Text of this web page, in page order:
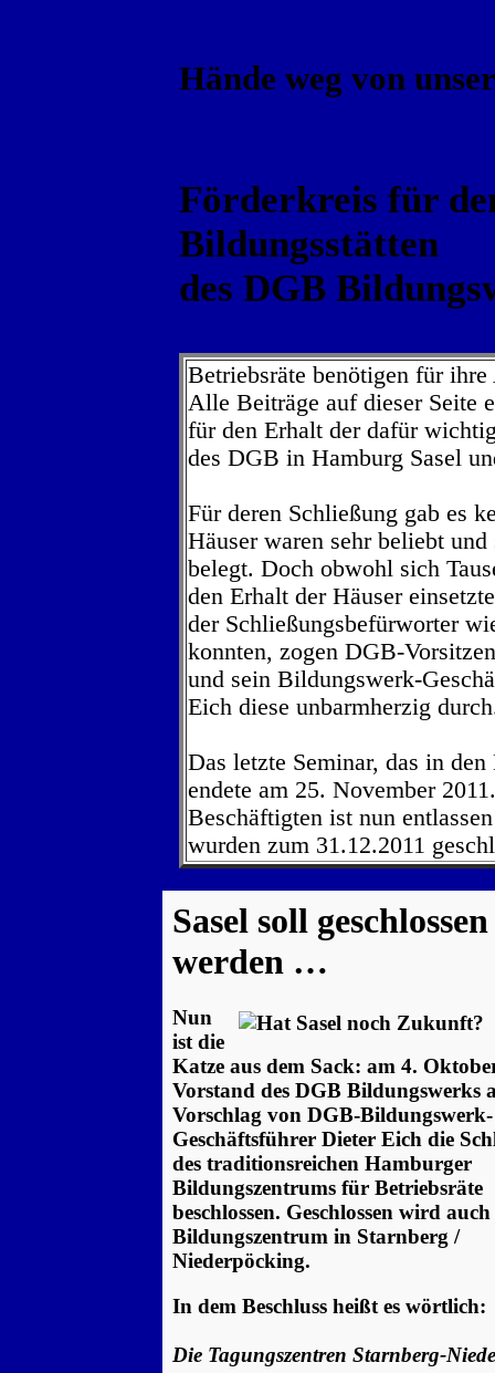
Hände weg von
Förderkreis für
Bildungsstätten
des DGB
Betriebsräte benötigen für
Alle Beiträge auf dieser Seite
für den Erhalt der dafür
des DGB in Hamburg Sasel
Für deren Schließung gab es
Häuser waren sehr beliebt
belegt. Doch obwohl sich
den Erhalt der Häuser
der Schließungsbefürworter
konnten, zogen DGB-
und sein Bildungswerk-
Eich diese unbarmherzig
Das letzte Seminar, das in
endete am 25. November
Beschäftigten ist nun
wurden zum 31.12.2011
Sasel soll geschlossen
werden …
Nun
ist die
Katze aus dem Sack: am 4.
Vorstand des DGB Bildungswerks
Vorschlag von DGB-Bildungswerk-
Geschäftsführer Dieter Eich die
des traditionsreichen Hamburger
Bildungszentrums für Betriebsräte
beschlossen. Geschlossen wird auch
Bildungszentrum in Starnberg /
Niederpöcking.
In dem Beschluss heißt es wörtlich:
Die Tagungszentren Starnberg-